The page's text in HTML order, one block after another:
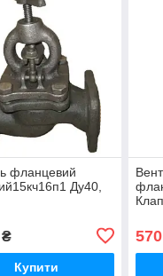
фланцевий
Ду40,
Купити
570